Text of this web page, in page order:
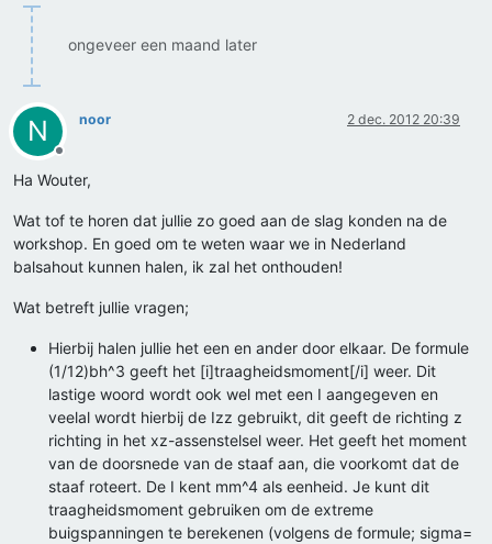
ongeveer een maand later
N
Offline
noor 2 dec. 2012 20:39
Ha Wouter,
Wat tof te horen dat jullie zo goed aan de slag konden na de
workshop. En goed om te weten waar we in Nederland
balsahout kunnen halen, ik zal het onthouden!
Wat betreft jullie vragen;
Hierbij halen jullie het een en ander door elkaar. De formule
(1/12)bh^3 geeft het [i]traagheidsmoment[/i] weer. Dit
lastige woord wordt ook wel met een I aangegeven en
veelal wordt hierbij de Izz gebruikt, dit geeft de richting z
richting in het xz-assenstelsel weer. Het geeft het moment
van de doorsnede van de staaf aan, die voorkomt dat de
staaf roteert. De I kent mm^4 als eenheid. Je kunt dit
traagheidsmoment gebruiken om de extreme
buigspanningen te berekenen (volgens de formule; sigma=